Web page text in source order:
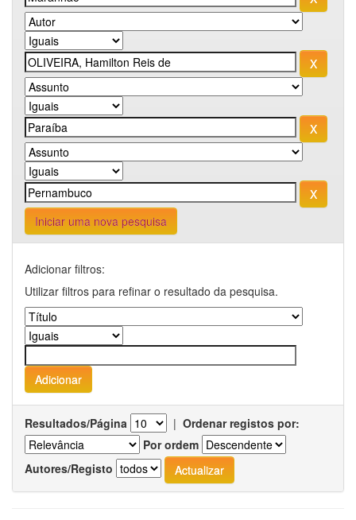
Iniciar uma nova pesquisa
Adicionar filtros:
Utilizar filtros para refinar o resultado da pesquisa.
Resultados/Página | Ordenar registos por:
Por ordem
Autores/Registo